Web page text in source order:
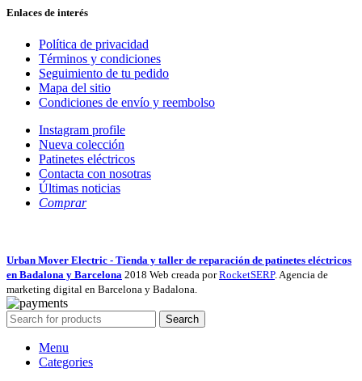
Enlaces de interés
Política de privacidad
Términos y condiciones
Seguimiento de tu pedido
Mapa del sitio
Condiciones de envío y reembolso
Instagram profile
Nueva colección
Patinetes eléctricos
Contacta con nosotras
Últimas noticias
Comprar
Urban Mover Electric - Tienda y taller de reparación de patinetes eléctricos
en Badalona y Barcelona 2018 Web creada porRocketSERP. Agencia de
marketing digital en Barcelona y Badalona.
Search
Menu
Categories